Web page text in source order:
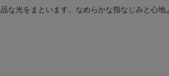
な光をまといます。なめらかな指なじみと心